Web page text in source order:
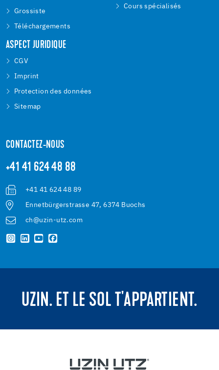
Grossiste
Téléchargements
Cours spécialisés
ASPECT JURIDIQUE
CGV
Imprint
Protection des données
Sitemap
CONTACTEZ-NOUS
+41 41 624 48 88
+41 41 624 48 89
Ennetbürgerstrasse 47, 6374 Buochs
ch@uzin-utz.com
UZIN. ET LE SOL T'APPARTIENT.